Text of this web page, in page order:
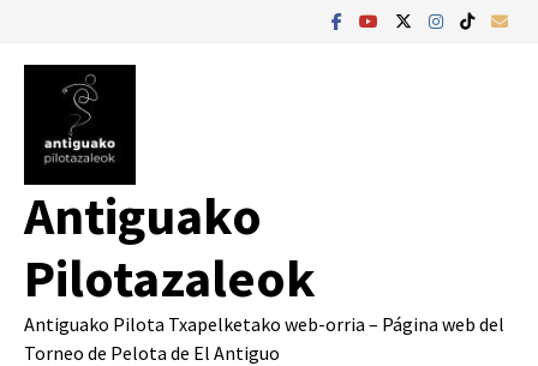
contenido
Antiguako
Pilotazaleok
Antiguako Pilota Txapelketako web-orria – Página web del
Torneo de Pelota de El Antiguo